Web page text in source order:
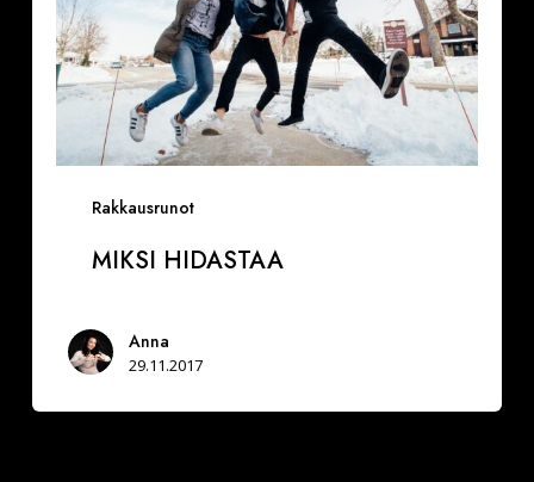
Rakkausrunot
MIKSI HIDASTAA
Anna
29.11.2017